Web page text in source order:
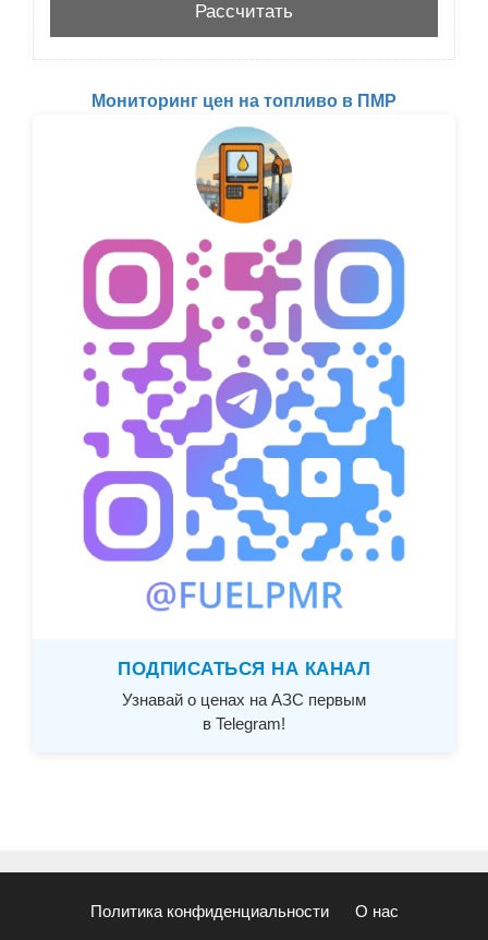
Мониторинг цен на топливо в ПМР
ПОДПИСАТЬСЯ НА КАНАЛ
Узнавай о ценах на АЗС первым
в Telegram!
Политика конфиденциальности О нас